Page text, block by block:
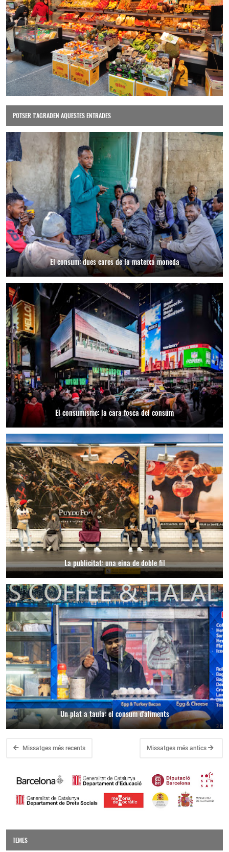
POTSER T'AGRADEN AQUESTES ENTRADES
El consum: dues cares de la mateixa moneda
El consumisme: la cara fosca del consum
La publicitat: una eina de doble fil
Un plat a taula: el consum d'aliments
Missatges més recents Missatges més antics
TEMES